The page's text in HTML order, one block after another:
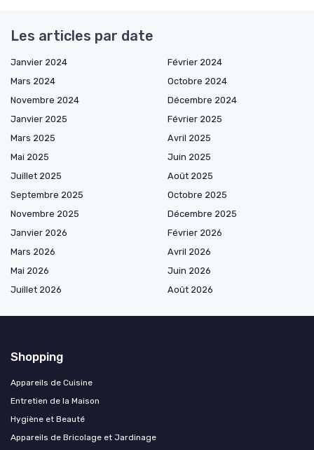
Les articles par date
Janvier 2024
Février 2024
Mars 2024
Octobre 2024
Novembre 2024
Décembre 2024
Janvier 2025
Février 2025
Mars 2025
Avril 2025
Mai 2025
Juin 2025
Juillet 2025
Août 2025
Septembre 2025
Octobre 2025
Novembre 2025
Décembre 2025
Janvier 2026
Février 2026
Mars 2026
Avril 2026
Mai 2026
Juin 2026
Juillet 2026
Août 2026
Shopping
Appareils de Cuisine
Entretien de la Maison
Hygiène et Beauté
Appareils de Bricolage et Jardinage